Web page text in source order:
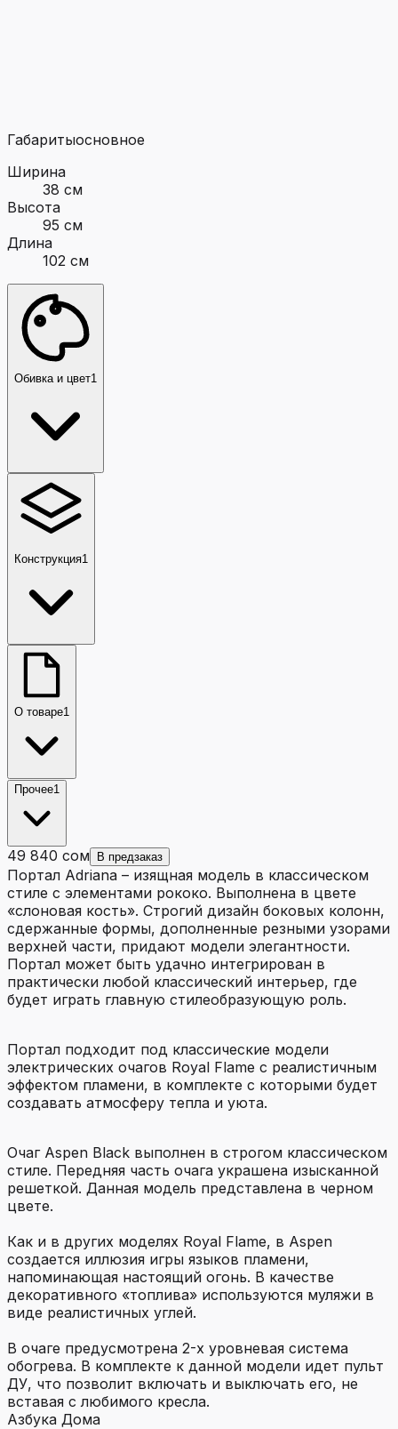
Габаритыосновное
Ширина
38 см
Высота
95 см
Длина
102 см
Обивка и цвет1
Конструкция1
О товаре1
Прочее1
49 840 сом В предзаказ
Портал Adriana – изящная модель в классическом
стиле с элементами рококо. Выполнена в цвете
«слоновая кость». Строгий дизайн боковых колонн,
сдержанные формы, дополненные резными узорами
верхней части, придают модели элегантности.
Портал может быть удачно интегрирован в
практически любой классический интерьер, где
будет играть главную стилеобразующую роль.
Портал подходит под классические модели
электрических очагов Royal Flame с реалистичным
эффектом пламени, в комплекте с которыми будет
создавать атмосферу тепла и уюта.
Очаг Aspen Black выполнен в строгом классическом
стиле. Передняя часть очага украшена изысканной
решеткой. Данная модель представлена в черном
цвете.
Как и в других моделях Royal Flame, в Aspen
создается иллюзия игры языков пламени,
напоминающая настоящий огонь. В качестве
декоративного «топлива» используются муляжи в
виде реалистичных углей.
В очаге предусмотрена 2-х уровневая система
обогрева. В комплекте к данной модели идет пульт
ДУ, что позволит включать и выключать его, не
вставая с любимого кресла.
Азбука Дома